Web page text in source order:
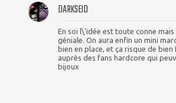
DARKSEID
En soi l\'idée est toute conne
géniale. On aura enfin un mini
bien en place, et ça risque de
auprès des fans hardcore qui
bijoux